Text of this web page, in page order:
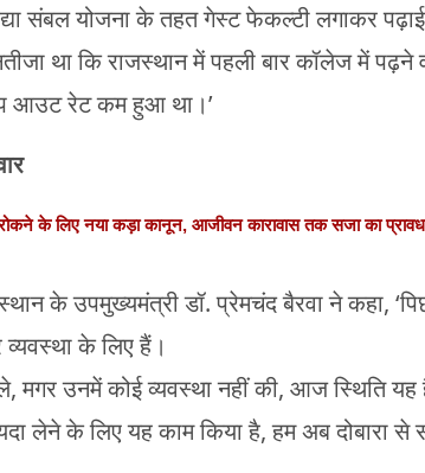
संबल योजना के तहत गेस्ट फेकल्टी लगाकर पढ़ाई
था कि राजस्थान में पहली बार कॉलेज में
आउट रेट कम हुआ था।’
के लिए नया कड़ा कानून, आजीवन कारावास तक सजा का
के उपमुख्यमंत्री डॉ. प्रेमचंद बैरवा ने कहा,
व्यवस्था के लिए हैं।
मगर उनमें कोई व्यवस्था नहीं की, आज स्थिति
लेने के लिए यह काम किया है, हम अब दोबारा से